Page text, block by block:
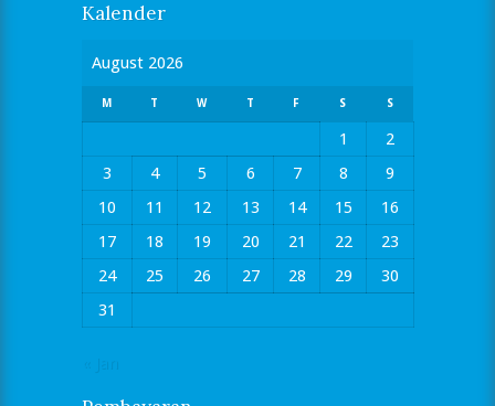
Kalender
August 2026
M T W T F S S
1
2
3
4 5 6 7 8
9
10
11 12 13 14 15
16
17
18 19 20 21 22
23
24
25 26 27 28 29
30
31